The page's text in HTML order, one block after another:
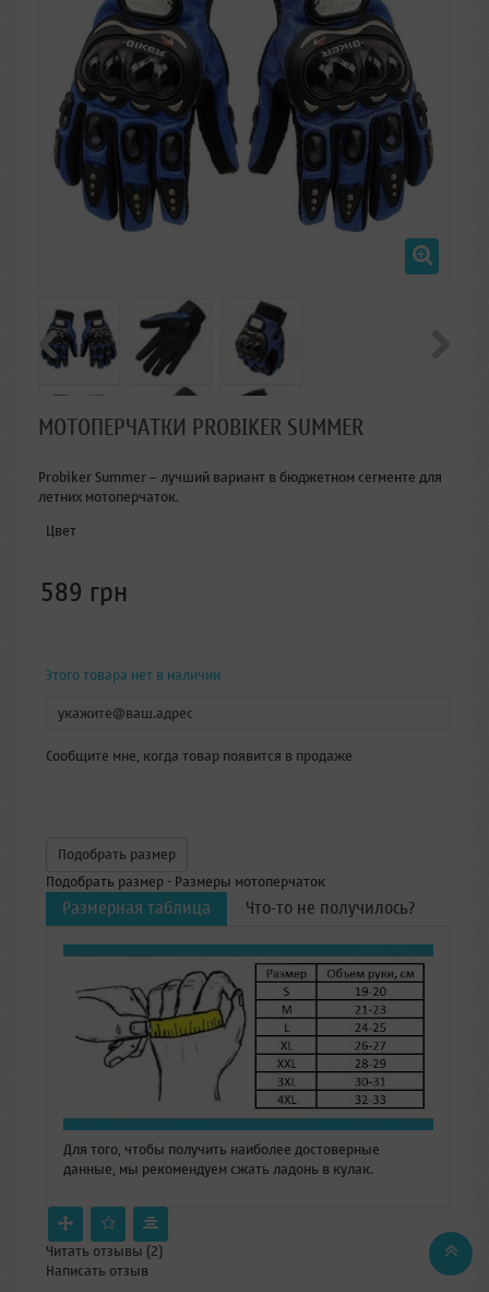
МОТОПЕРЧАТКИ PROBIKER SUMMER
Probiker Summer – лучший вариант в бюджетном сегменте для
летних мотоперчаток.
Цвет
589 грн
Этого товара нет в наличии
Сообщите мне, когда товар появится в продаже
Подобрать размер
Подобрать размер - Размеры мотоперчаток
Размерная таблица Что-то не получилось?
Для того, чтобы получить наиболее достоверные
данные, мы рекомендуем сжать ладонь в кулак.
Читать отзывы (2)
Написать отзыв